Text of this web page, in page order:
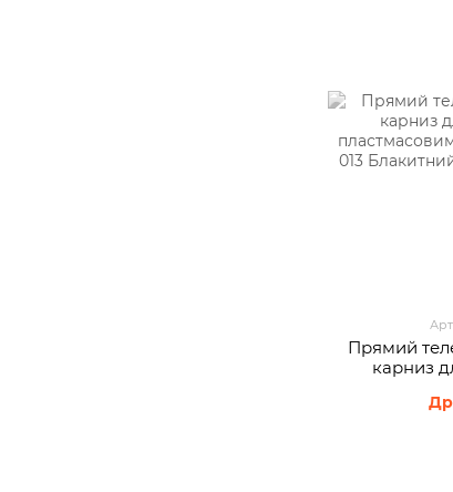
Прямий
карниз